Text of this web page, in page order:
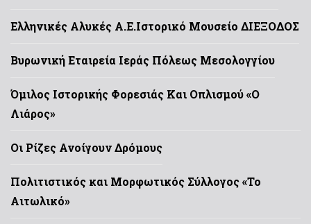
Ελληνικές Αλυκές Α.Ε.Ιστορικό Μουσείο ΔΙΕΞΟΔΟΣ
Βυρωνική Εταιρεία Ιεράς Πόλεως Μεσολογγίου
Όμιλος Ιστορικής Φορεσιάς Και Οπλισμού «Ο
Λιάρος»
Οι Ρίζες Ανοίγουν Δρόμους
Πολιτιστικός και Μορφωτικός Σύλλογος «Το
Αιτωλικό»